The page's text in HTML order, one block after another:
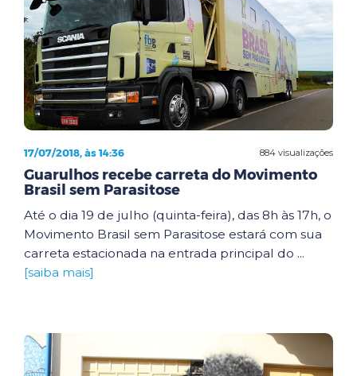
884 visualizações
17/07/2018, às 14:36
Guarulhos recebe carreta do Movimento
Brasil sem Parasitose
Até o dia 19 de julho (quinta-feira), das 8h às 17h, o
Movimento Brasil sem Parasitose estará com sua
carreta estacionada na entrada principal do ...
[saiba mais]